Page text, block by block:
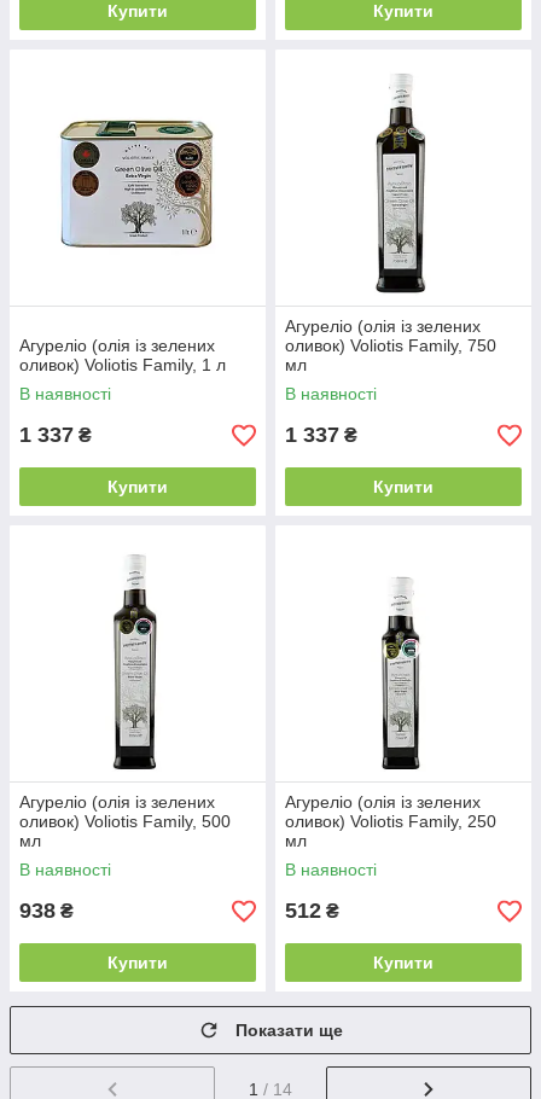
Купити Купити
Агуреліо (олія із зелених
оливок) Voliotis Family, 1 л
В наявності
1 337 ₴
Купити
Агуреліо (олія із зелених
оливок) Voliotis Family, 750
мл
В наявності
1 337 ₴
Купити
Агуреліо (олія із зелених
оливок) Voliotis Family, 500
мл
В наявності
938 ₴
Купити
Агуреліо (олія із зелених
оливок) Voliotis Family, 250
мл
В наявності
512 ₴
Купити
Показати ще
1 / 14